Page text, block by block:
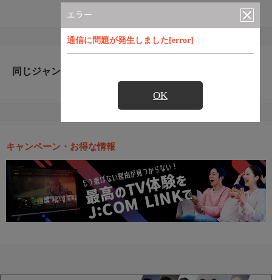
エラー
通信に問題が発生しました[error]
OK
同じジャンルのおすすめ番組
キャンペーン・お得な情報